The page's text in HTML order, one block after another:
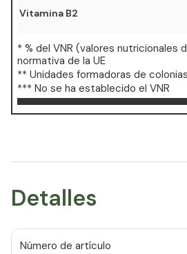
Vitamina B2
* % del VNR (valores nutricionales
normativa de la UE
** Unidades formadoras de colonias
*** No se ha establecido el VNR
Detalles
Número de artículo